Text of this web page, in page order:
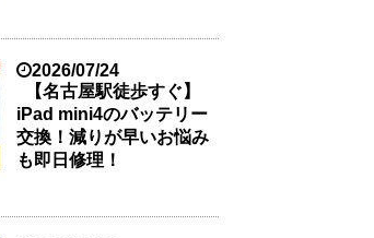
2026/07/24
【名古屋駅徒歩すぐ】
iPad mini4のバッテリー
交換！減りが早いお悩み
も即日修理！